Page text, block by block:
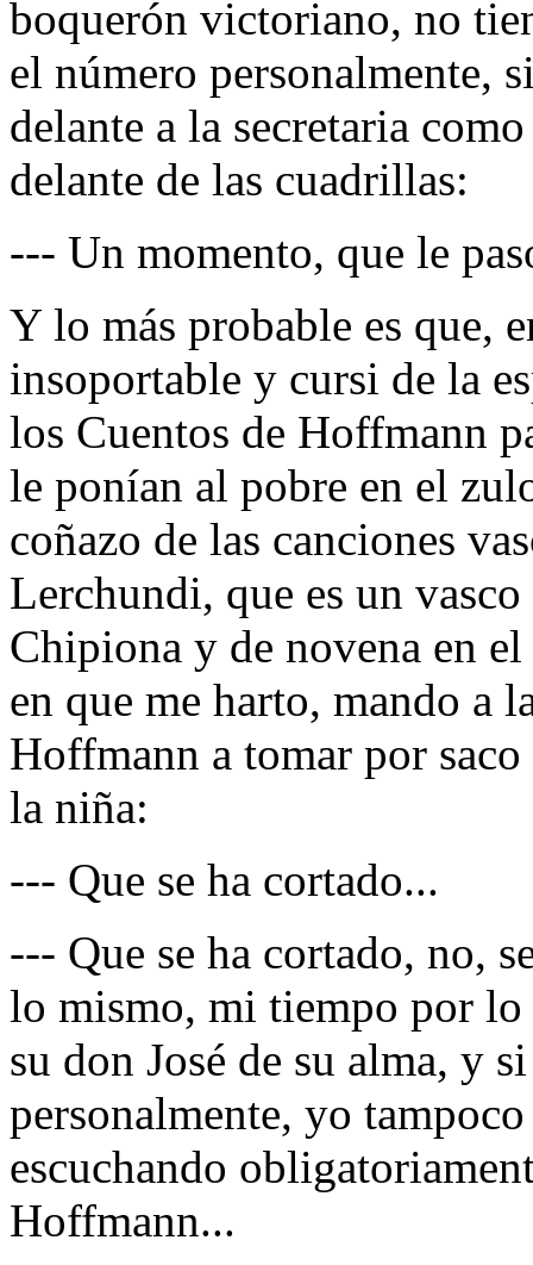
boquerón victoriano, no
el número personalmente,
delante a la secretaria
delante de las cuadrillas:
--- Un momento, que le
Y lo más probable es que,
insoportable y cursi de la
los Cuentos de Hoffmann
le ponían al pobre en el
coñazo de las canciones
Lerchundi, que es un
Chipiona y de novena en
en que me harto, mando a
Hoffmann a tomar por
la niña:
--- Que se ha cortado...
--- Que se ha cortado, no,
lo mismo, mi tiempo por lo
su don José de su alma, y
personalmente, yo
escuchando
Hoffmann...